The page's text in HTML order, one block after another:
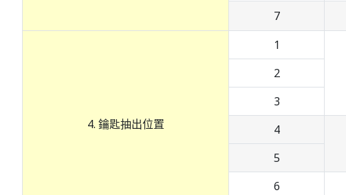
7
4. 鑰匙抽出位置
1
2
3
4
5
6